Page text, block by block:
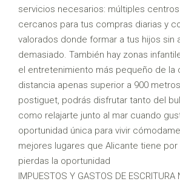
servicios necesarios: múltiples
cercanos para tus compras diarias y
valorados donde formar a tus hijos sin
demasiado. También hay zonas
el entretenimiento más pequeño de la
distancia apenas superior a 900
postiguet, podrás disfrutar tanto del
como relajarte junto al mar cuando
oportunidad única para vivir
mejores lugares que Alicante tiene
pierdas la oportunidad
IMPUESTOS Y GASTOS DE ESCRITURA